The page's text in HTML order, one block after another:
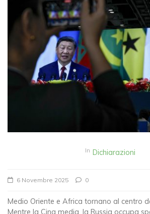
In Dichiarazioni
6 Novembre 2025 0
Medio Oriente e Africa tornano al centro
Mentre la Cina media, la Russia occupa